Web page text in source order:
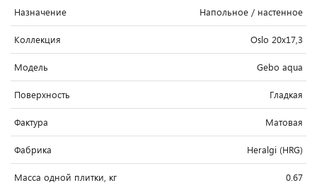
Назначение Напольное / настенное
Коллекция Oslo 20x17,3
Модель Gebo aqua
Поверхность Гладкая
Фактура Матовая
Фабрика Heralgi (HRG)
Масса одной плитки, кг 0.67